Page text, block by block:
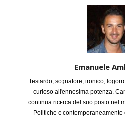
Emanuele
Testardo, sognatore, ironico,
curioso all'ennesima potenza.
continua ricerca del suo posto nel
Politiche e